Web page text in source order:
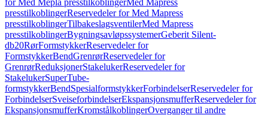
for Med Mepla presstilkoblingerMed Mapress
presstilkoblingerReservedeler for Med Mapress
presstilkoblingerTilbakeslagsventilerMed Mapress
presstilkoblingerBygningsavløpssystemerGeberit Silent-
db20RørFormstykkerReservedeler for
FormstykkerBendGrenrørReservedeler for
GrenrørReduksjonerStakelukerReservedeler for
StakelukerSuperTube-
formstykkerBendSpesialformstykkerForbindelserReservedeler for
ForbindelserSveiseforbindelserEkspansjonsmufferReservedeler for
EkspansjonsmufferKromstålkoblingerOverganger til andre